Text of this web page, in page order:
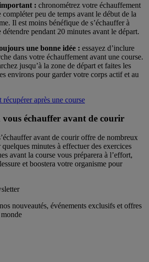
: chronométrez votre échauffement
compléter peu de temps avant le début de la
Il est moins bénéfique de s’échauffer à
détendre pendant 20 minutes avant le départ.
une bonne idée : essayez d’inclure
dans votre échauffement avant une course.
jusqu’à la zone de départ et faites les
environs pour garder votre corps actif et au
récupérer après une course
vous échauffer avant de courir
avant de courir offre de nombreux
minutes à effectuer des exercices
avant la course vous préparera à l’effort,
et boostera votre organisme pour
nouveautés, événements exclusifs et offres